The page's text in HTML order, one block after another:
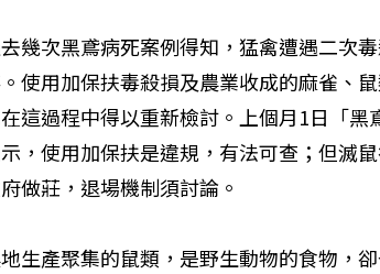
幾次黑鳶病死案例得知，猛禽遭遇二次
使用加保扶毒殺損及農業收成的麻雀、
這過程中得以重新檢討。上個月1日「
，使用加保扶是違規，有法可查；但滅
做莊，退場機制須討論。
生產聚集的鼠類，是野生動物的食物，